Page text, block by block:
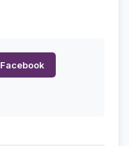
Facebook